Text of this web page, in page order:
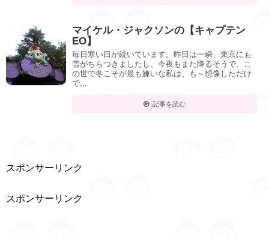
マイケル・ジャクソンの【キャプテン
EO】
毎日寒い日が続いています。昨日は一瞬、東京にも
雪がちらつきましたし、今夜もまた降るそうで、こ
の世で冬こそが最も嫌いな私は、も～想像しただけ
で...
記事を読む
スポンサーリンク
スポンサーリンク